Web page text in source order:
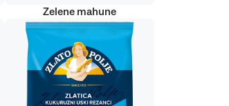
Zelene mahune